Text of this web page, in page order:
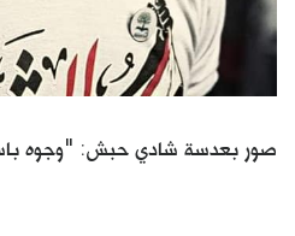
صور بعدسة شادي حبش: "وجوه